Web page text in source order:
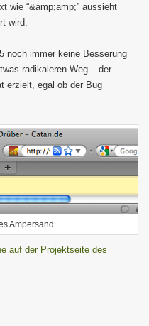
wie “&amp;amp;” aussieht
wird.
noch immer keine Besserung
radikaleren Weg – der
erzielt, egal ob der Bug
Ampersand
auf der Projektseite des